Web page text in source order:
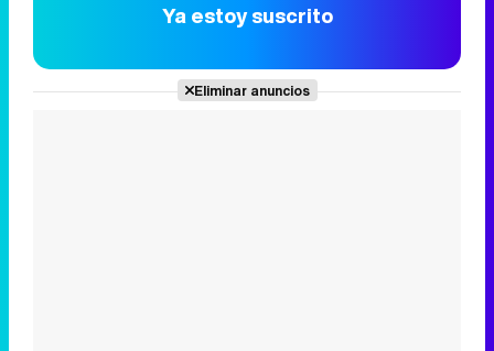
Ya estoy suscrito
Eliminar anuncios